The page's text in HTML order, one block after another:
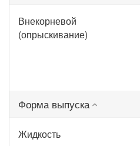
Внекорневой
(опрыскивание)
Форма выпуска
Жидкость